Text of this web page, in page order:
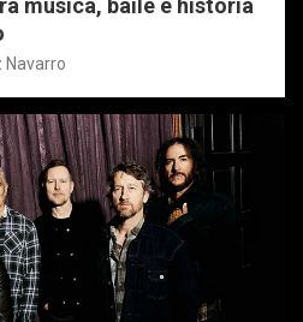
música, baile e historia
Navarro